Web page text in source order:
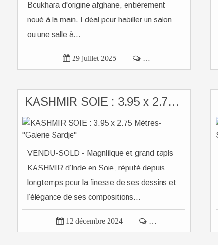
Boukhara d'origine afghane, entièrement
noué à la main. I déal pour habiller un salon
ou une salle à...
 29 juillet 2025  …
KASHMIR SOIE : 3.95 x 2.75 Mètres- "Galerie Sardje"
VENDU-SOLD - Magnifique et grand tapis
KASHMIR d’Inde en Soie, réputé depuis
longtemps pour la finesse de ses dessins et
l’élégance de ses compositions...
 12 décembre 2024  …